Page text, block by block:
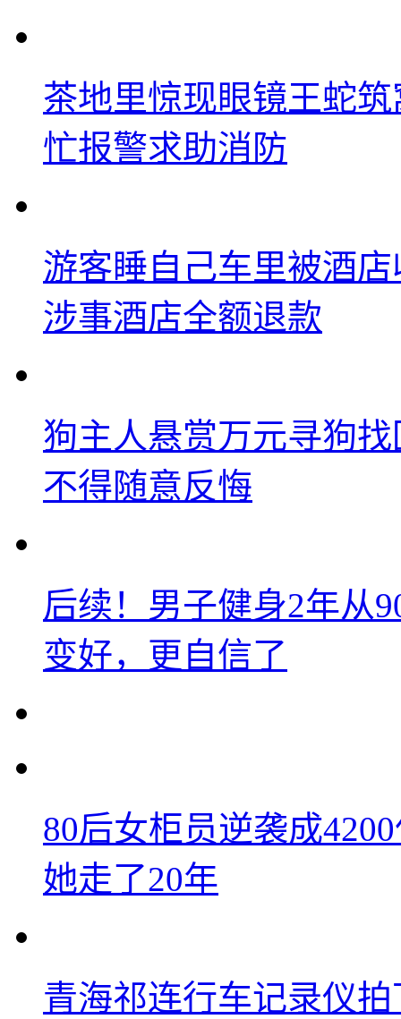
茶地里惊现眼镜王蛇
忙报警求助消防
游客睡自己车里被酒
涉事酒店全额退款
狗主人悬赏万元寻狗
不得随意反悔
后续！男子健身2年从
变好，更自信了
80后女柜员逆袭成
她走了20年
青海祁连行车记录仪